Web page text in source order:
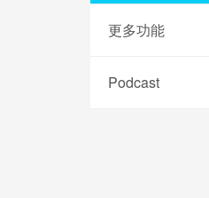
更多功能
Podcast